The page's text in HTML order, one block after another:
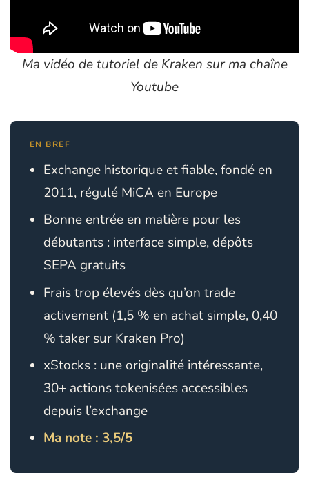
Ma vidéo de tutoriel de Kraken sur ma chaîne
Youtube
EN BREF
Exchange historique et fiable, fondé en
2011, régulé MiCA en Europe
Bonne entrée en matière pour les
débutants : interface simple, dépôts
SEPA gratuits
Frais trop élevés dès qu’on trade
activement (1,5 % en achat simple, 0,40
% taker sur Kraken Pro)
xStocks : une originalité intéressante,
30+ actions tokenisées accessibles
depuis l’exchange
Ma note : 3,5/5